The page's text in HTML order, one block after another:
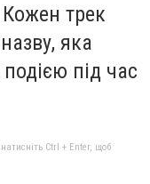
Кожен трек
яка
під час
Ctrl + Enter, щоб